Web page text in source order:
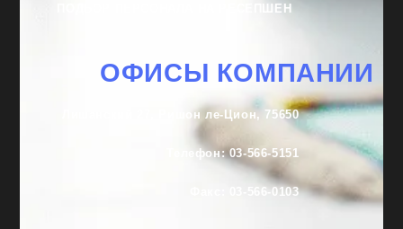
ПОДБОР ПЕРСОНАЛА НА РЕСЕПШЕН
ОФИСЫ КОМПАНИИ
Лишанский 27, Ришон ле-Цион, 75650
Телефон: 03-566-5151
Факс: 03-566-0103